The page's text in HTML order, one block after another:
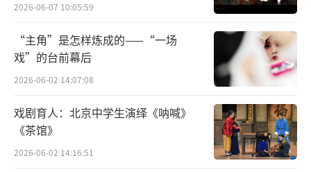
关于鲁迅设计工作所花费的时间，可能相
当短暂，称得上是“神来之笔”。据《鲁迅日
记》载，距其1917年8月7日寄呈设计稿最近的
一次蔡、鲁会晤，乃是同年7月31日。如果以此
次会晤时间为设计工作之始，那么，鲁迅仅仅
花了一周的时间，即完成了设计，工作效率实
在是非常高的，可谓“神速”。
2026-06-07 10:05:59
“主角”是怎样炼成的——“一场
戏”的台前幕后
2026-06-02 14:07:08
戏剧育人：北京中学生演绎《呐喊》
《茶馆》
2026-06-02 14:16:51